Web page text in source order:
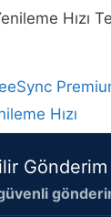
Hızı
Hızı
Gönderim
güvenli